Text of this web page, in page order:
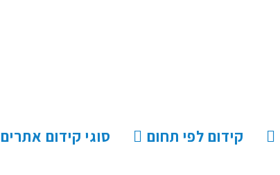
קידום לפי תחום סוגי קידום אתרים